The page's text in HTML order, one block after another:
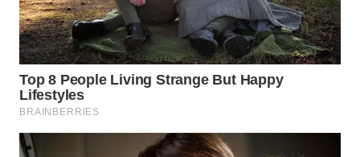
WN
GORONTALO
WN
SULUT
MALUKU